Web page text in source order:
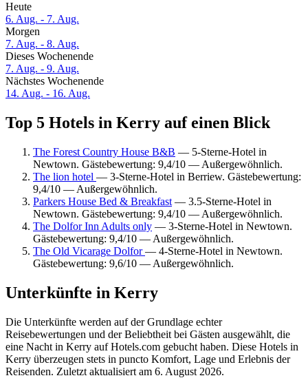
Heute
6. Aug. - 7. Aug.
Morgen
7. Aug. - 8. Aug.
Dieses Wochenende
7. Aug. - 9. Aug.
Nächstes Wochenende
14. Aug. - 16. Aug.
Top 5 Hotels in Kerry auf einen Blick
The Forest Country House B&B — 5-Sterne-Hotel in
Newtown. Gästebewertung: 9,4/10 — Außergewöhnlich.
The lion hotel — 3-Sterne-Hotel in Berriew. Gästebewertung:
9,4/10 — Außergewöhnlich.
Parkers House Bed & Breakfast — 3.5-Sterne-Hotel in
Newtown. Gästebewertung: 9,4/10 — Außergewöhnlich.
The Dolfor Inn Adults only — 3-Sterne-Hotel in Newtown.
Gästebewertung: 9,4/10 — Außergewöhnlich.
The Old Vicarage Dolfor— 4-Sterne-Hotel in Newtown.
Gästebewertung: 9,6/10 — Außergewöhnlich.
Unterkünfte in Kerry
Die Unterkünfte werden auf der Grundlage echter
Reisebewertungen und der Beliebtheit bei Gästen ausgewählt, die
eine Nacht in Kerry auf Hotels.com gebucht haben. Diese Hotels in
Kerry überzeugen stets in puncto Komfort, Lage und Erlebnis der
Reisenden. Zuletzt aktualisiert am 6. August 2026.